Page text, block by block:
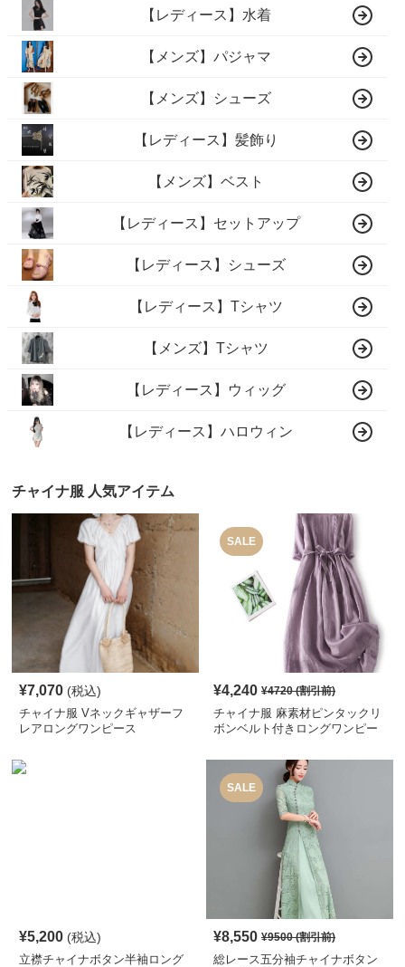
【レディース】水着
【メンズ】パジャマ
【メンズ】シューズ
【レディース】髪飾り
【メンズ】ベスト
【レディース】セットアップ
【レディース】シューズ
【レディース】Tシャツ
【メンズ】Tシャツ
【レディース】ウィッグ
【レディース】ハロウィン
チャイナ服 人気アイテム
¥7,070 (税込)
チャイナ服 Vネックギャザーフ
レアロングワンピース
SALE
¥4,240 ¥4720(割引前)
チャイナ服 麻素材ピンタックリ
ボンベルト付きロングワンピー
¥5,200 (税込)
立襟チャイナボタン半袖ロング
SALE
¥8,550 ¥9500(割引前)
総レース五分袖チャイナボタン